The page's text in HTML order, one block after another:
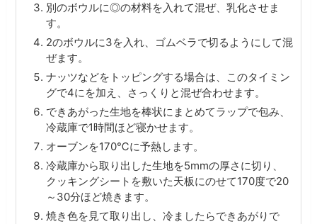
別のボウルに◎の材料を入れて混ぜ、乳化させま
す。
2のボウルに3を入れ、ゴムベラで切るようにして混
ぜます。
ナッツなどをトッピングする場合は、このタイミン
グで4にを加え、さっくりと混ぜ合わせます。
できあがった生地を棒状にまとめてラップで包み、
冷蔵庫で1時間ほど寝かせます。
オーブンを170℃に予熱します。
冷蔵庫から取り出した生地を5mmの厚さに切り、
クッキングシートを敷いた天板にのせて170度で20
～30分ほど焼きます。
焼き色を見て取り出し、冷ましたらできあがりで